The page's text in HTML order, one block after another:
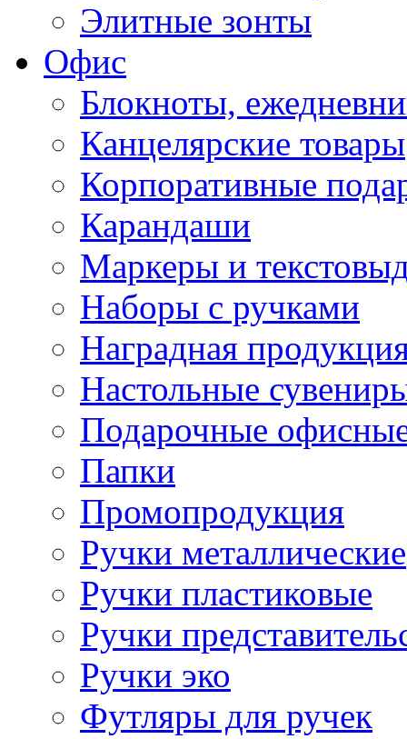
Элитные зонты
Офис
Блокноты,
Канцелярские товары
Корпоративные
Карандаши
Маркеры и
Наборы с ручками
Наградная
Настольные
Подарочные
Папки
Промопродукция
Ручки металлические
Ручки пластиковые
Ручки
Ручки эко
Футляры для ручек